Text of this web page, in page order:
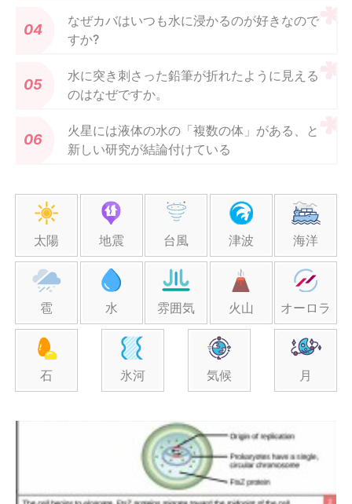
なぜカバはいつも水に浸かるのが好きなので
すか?
水に突き刺さった鉛筆が折れたように見える
のはなぜですか。
火星には液体の水の「複数の体」がある、と
新しい研究が結論付けている
太陽 地震 台風 津波 海洋
雹 水 雰囲気 火山 オーロラ
石 氷河 気候 月